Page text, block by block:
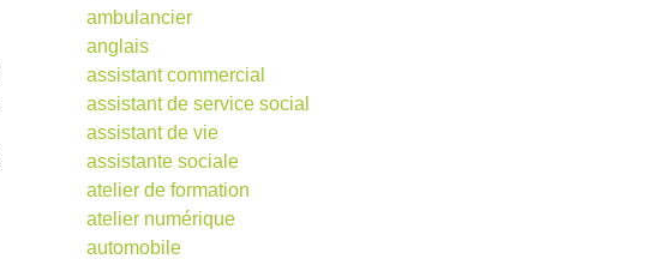
ambulancier
anglais
assistant commercial
assistant de service social
assistant de vie
assistante sociale
atelier de formation
atelier numérique
automobile